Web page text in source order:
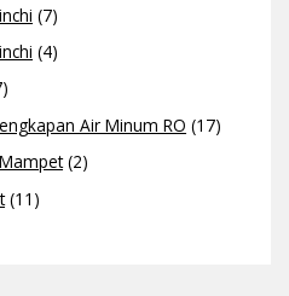
(7)
(4)
Air Minum RO (17)
(2)
(11)